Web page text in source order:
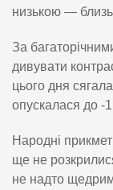
низькою —
За
дивувати
цього дня
опускалася до -
Народні
ще не
не надто